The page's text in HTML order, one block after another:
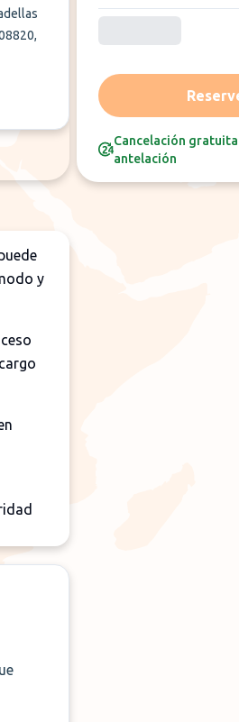
y
Cancelación
antelación